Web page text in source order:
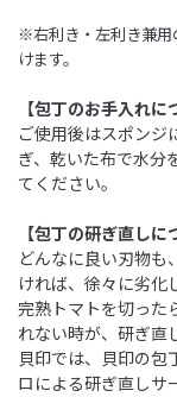
※右利き・左利き兼用
けます。
【包丁のお手入れに
ご使用後はスポンジ
ぎ、乾いた布で水分
てください。
【包丁の研ぎ直しに
どんなに良い刃物も
ければ、徐々に劣化
完熟トマトを切った
れない時が、研ぎ直
貝印では、貝印の
ロによる研ぎ直しサ